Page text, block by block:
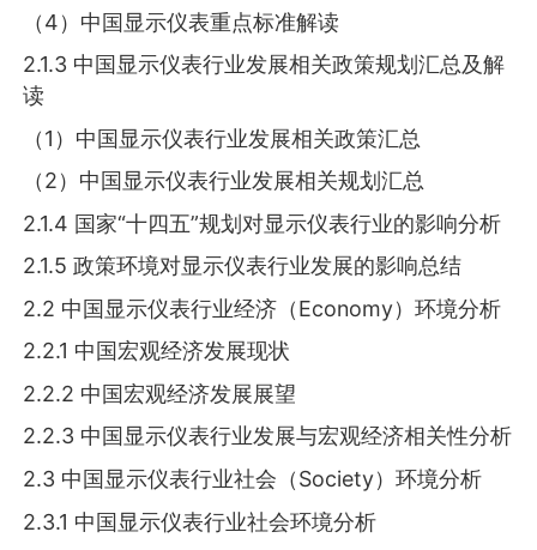
（4）中国显示仪表重点标准解读
2.1.3 中国显示仪表行业发展相关政策规划汇总及解
读
（1）中国显示仪表行业发展相关政策汇总
（2）中国显示仪表行业发展相关规划汇总
2.1.4 国家“十四五”规划对显示仪表行业的影响分析
2.1.5 政策环境对显示仪表行业发展的影响总结
2.2 中国显示仪表行业经济（Economy）环境分析
2.2.1 中国宏观经济发展现状
2.2.2 中国宏观经济发展展望
2.2.3 中国显示仪表行业发展与宏观经济相关性分析
2.3 中国显示仪表行业社会（Society）环境分析
2.3.1 中国显示仪表行业社会环境分析